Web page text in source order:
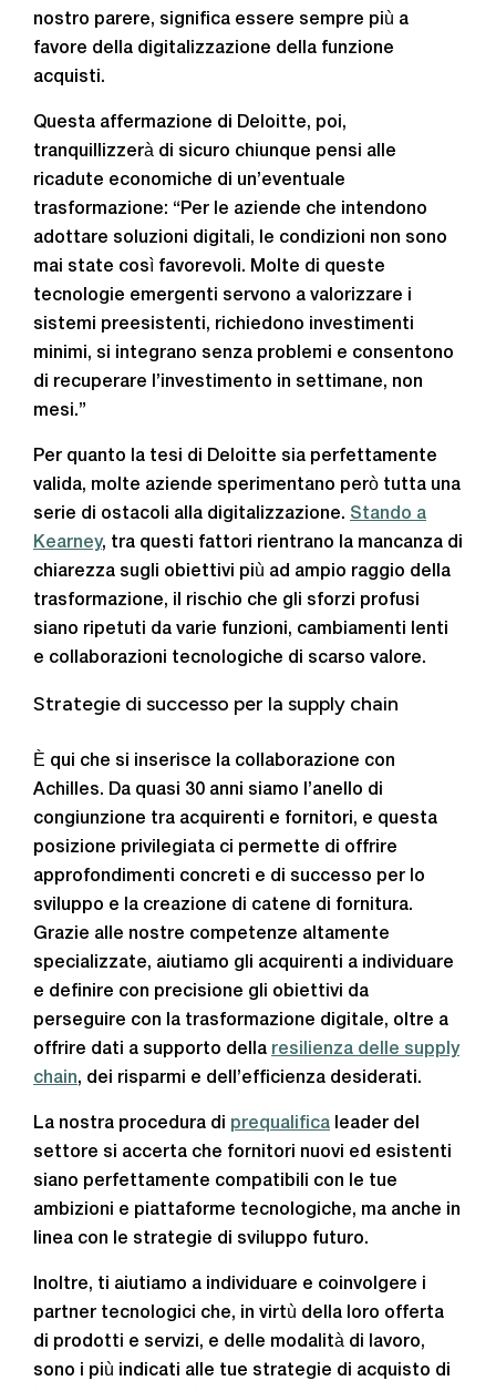
nostro parere, significa essere sempre più a
favore della digitalizzazione della funzione
acquisti.
Questa affermazione di Deloitte, poi,
tranquillizzerà di sicuro chiunque pensi alle
ricadute economiche di un’eventuale
trasformazione: “Per le aziende che intendono
adottare soluzioni digitali, le condizioni non sono
mai state così favorevoli. Molte di queste
tecnologie emergenti servono a valorizzare i
sistemi preesistenti, richiedono investimenti
minimi, si integrano senza problemi e consentono
di recuperare l’investimento in settimane, non
mesi.”
Per quanto la tesi di Deloitte sia perfettamente
valida, molte aziende sperimentano però tutta una
serie di ostacoli alla digitalizzazione. Stando a
Kearney, tra questi fattori rientrano la mancanza di
chiarezza sugli obiettivi più ad ampio raggio della
trasformazione, il rischio che gli sforzi profusi
siano ripetuti da varie funzioni, cambiamenti lenti
e collaborazioni tecnologiche di scarso valore.
Strategie di successo per la supply chain
È qui che si inserisce la collaborazione con
Achilles. Da quasi 30 anni siamo l’anello di
congiunzione tra acquirenti e fornitori, e questa
posizione privilegiata ci permette di offrire
approfondimenti concreti e di successo per lo
sviluppo e la creazione di catene di fornitura.
Grazie alle nostre competenze altamente
specializzate, aiutiamo gli acquirenti a individuare
e definire con precisione gli obiettivi da
perseguire con la trasformazione digitale, oltre a
offrire dati a supporto della resilienza delle supply
chain, dei risparmi e dell’efficienza desiderati.
La nostra procedura di prequalifica leader del
settore si accerta che fornitori nuovi ed esistenti
siano perfettamente compatibili con le tue
ambizioni e piattaforme tecnologiche, ma anche in
linea con le strategie di sviluppo futuro.
Inoltre, ti aiutiamo a individuare e coinvolgere i
partner tecnologici che, in virtù della loro offerta
di prodotti e servizi, e delle modalità di lavoro,
sono i più indicati alle tue strategie di acquisto di